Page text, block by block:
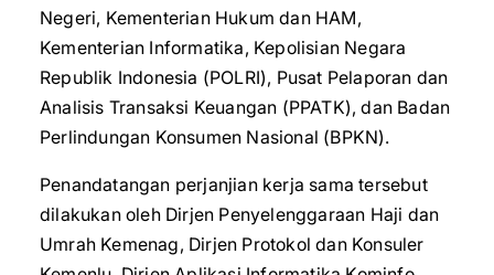
Negeri, Kementerian Hukum dan HAM,
Kementerian Informatika, Kepolisian Negara
Republik Indonesia (POLRI), Pusat Pelaporan dan
Analisis Transaksi Keuangan (PPATK), dan Badan
Perlindungan Konsumen Nasional (BPKN).
Penandatangan perjanjian kerja sama tersebut
dilakukan oleh Dirjen Penyelenggaraan Haji dan
Umrah Kemenag, Dirjen Protokol dan Konsuler